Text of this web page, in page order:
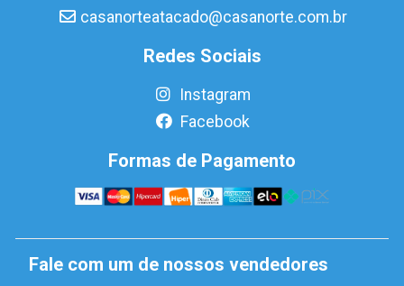
casanorteatacado@casanorte.com.br
Redes Sociais
Instagram
Facebook
Formas de Pagamento
Fale com um de nossos vendedores